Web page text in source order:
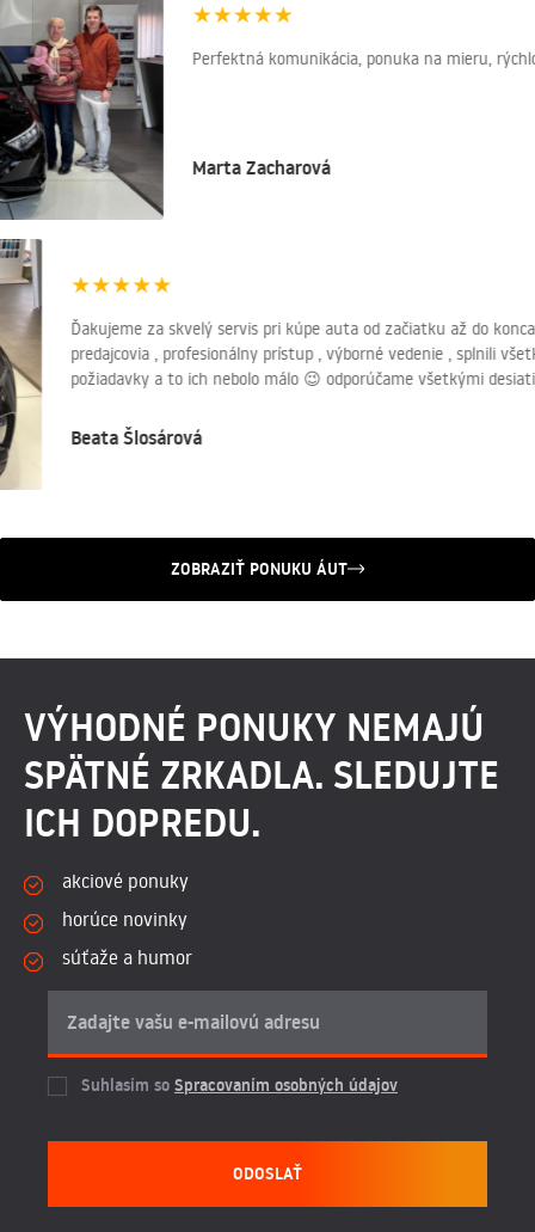
★★★★★
Perfektná komunikácia, ponuka na mieru,
Marta Zacharová
★★★★★
Ďakujeme za skvelý servis pri kúpe auta od začiatku až do
predajcovia , profesionálny prístup , výborné vedenie , splnili
požiadavky a to ich nebolo málo 😉 odporúčame všetkými
Beata Šlosárová
ZOBRAZIŤ PONUKU ÁUT
VÝHODNÉ PONUKY NEMAJÚ
SPÄTNÉ ZRKADLA. SLEDUJTE
ICH DOPREDU.
akciové ponuky
horúce novinky
súťaže a humor
Suhlasím so Spracovaním osobných údajov
ODOSLAŤ